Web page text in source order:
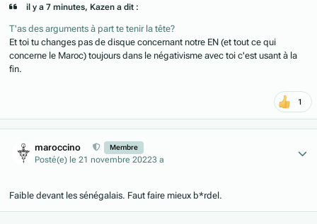
il y a 7 minutes, Kazen a dit :
T'as des arguments à part te tenir la tête?
Et toi tu changes pas de disque concernant notre EN (et tout ce qui
concerne le Maroc) toujours dans le négativisme avec toi c'est usant à la
fin.
1
maroccino Membre
Posté(e) le 21 novembre 20223 a
Faible devant les sénégalais. Faut faire mieux b*rdel.